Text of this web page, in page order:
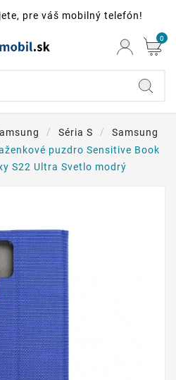
pre váš mobilný telefón!
0
Séria S
Samsung
puzdro Sensitive Book
S22 Ultra Svetlo modrý